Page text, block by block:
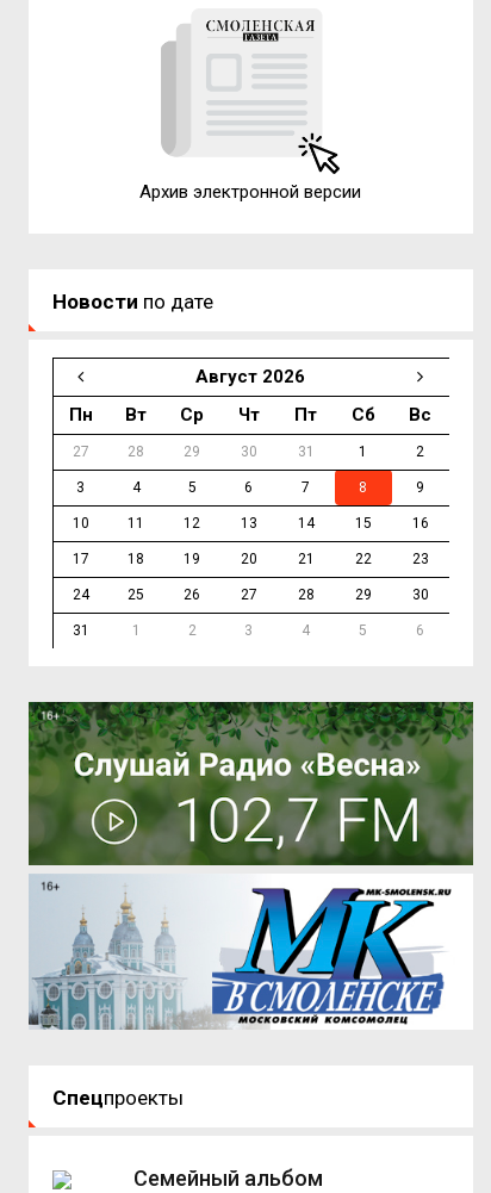
Губернатор Василий Анохин
поздравляет смолян...
Улица Ленина
безопаснее для...
Архив электронной версии
Новости по дате
Август 2026
Пн
Вт Ср Чт Пт Сб Вс
27 28 29 30 31 1 2
3 4 5 6 7 8 9
10 11 12 13 14 15 16
17 18 19 20 21 22 23
24 25 26 27 28 29 30
31 1 2 3 4 5 6
Спецпроекты
Семейный альбом